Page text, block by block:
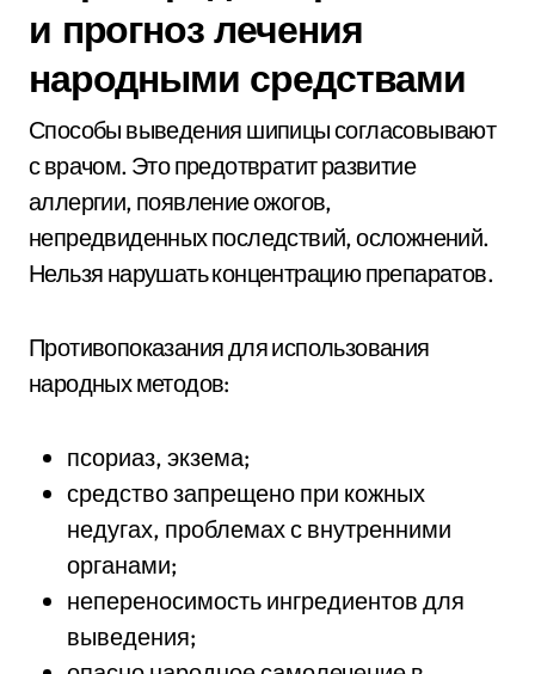
и прогноз лечения
народными средствами
Способы выведения шипицы согласовывают
с врачом. Это предотвратит развитие
аллергии, появление ожогов,
непредвиденных последствий, осложнений.
Нельзя нарушать концентрацию препаратов.
Противопоказания для использования
народных методов:
псориаз, экзема;
средство запрещено при кожных
недугах, проблемах с внутренними
органами;
непереносимость ингредиентов для
выведения;